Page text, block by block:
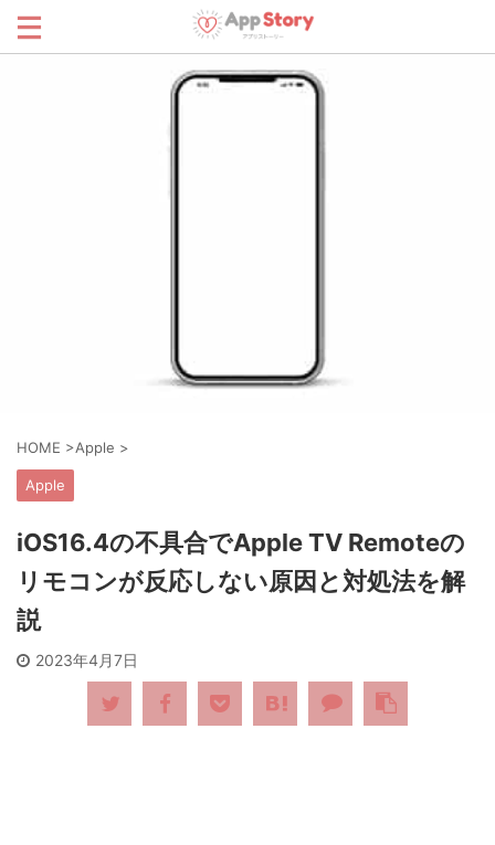
HOME >Apple >
Apple
iOS16.4の不具合でApple TV Remoteの
リモコンが反応しない原因と対処法を解
説
2023年4月7日